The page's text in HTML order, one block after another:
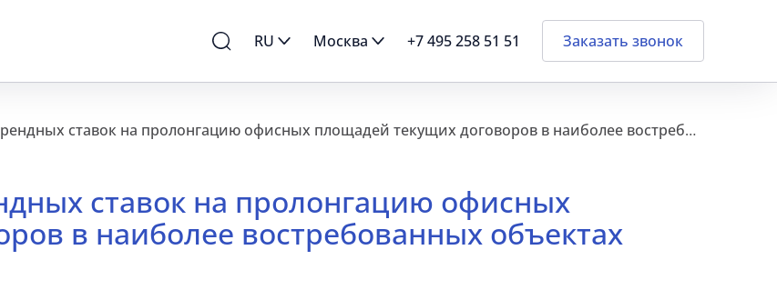
RU Москва +7 495 258 51 51 Заказать звонок
В 3 кв. 2024 года рост арендных ставок на пролонгацию офисных площадей текущих договоров в наиболее востребованных объектах составил 15-20%
ставок на пролонгацию офисных
в наиболее востребованных объектах